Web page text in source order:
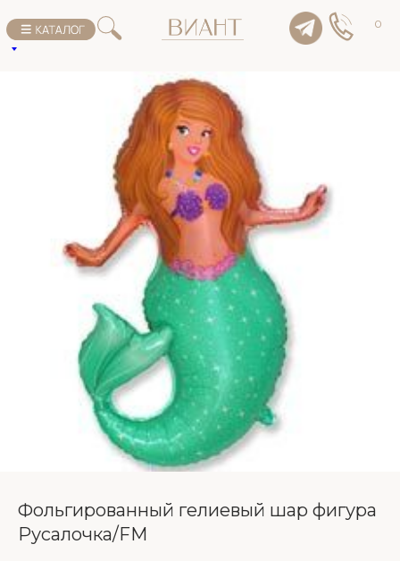
0
Фольгированный гелиевый шар фигура
Русалочка/FM